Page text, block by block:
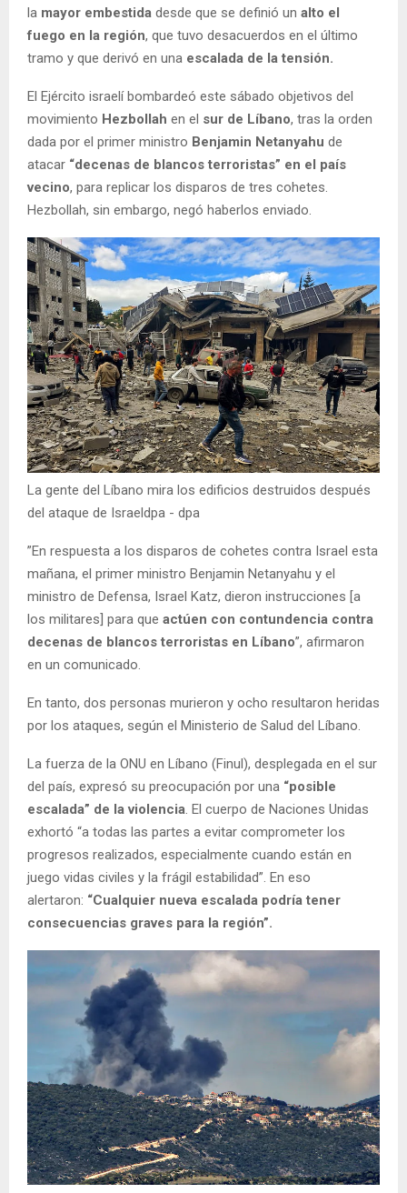
la mayor embestida desde que se definió un alto el
fuego en la región, que tuvo desacuerdos en el último
tramo y que derivó en una escalada de la tensión.
El Ejército israelí bombardeó este sábado objetivos del
movimiento Hezbollah en el sur de Líbano, tras la orden
dada por el primer ministro Benjamin Netanyahu de
atacar “decenas de blancos terroristas” en el país
vecino, para replicar los disparos de tres cohetes.
Hezbollah, sin embargo, negó haberlos enviado.
La gente del Líbano mira los edificios destruidos después
del ataque de Israeldpa - dpa
”En respuesta a los disparos de cohetes contra Israel esta
mañana, el primer ministro Benjamin Netanyahu y el
ministro de Defensa, Israel Katz, dieron instrucciones [a
los militares] para que actúen con contundencia contra
decenas de blancos terroristas en Líbano”, afirmaron
en un comunicado.
En tanto, dos personas murieron y ocho resultaron heridas
por los ataques, según el Ministerio de Salud del Líbano.
La fuerza de la ONU en Líbano (Finul), desplegada en el sur
del país, expresó su preocupación por una “posible
escalada” de la violencia. El cuerpo de Naciones Unidas
exhortó “a todas las partes a evitar comprometer los
progresos realizados, especialmente cuando están en
juego vidas civiles y la frágil estabilidad”. En eso
alertaron: “Cualquier nueva escalada podría tener
consecuencias graves para la región”.